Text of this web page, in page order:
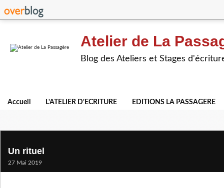
Atelier de La
Blog des Ateliers et Stages
Accueil L'ATELIER D'ECRITURE EDITIONS LA PASSAGERE
Un rituel
27 Mai 2019